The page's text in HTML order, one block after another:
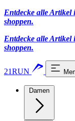
Entdecke alle Artikel
shoppen.
Entdecke alle Artikel
shoppen.
21RUN
Damen